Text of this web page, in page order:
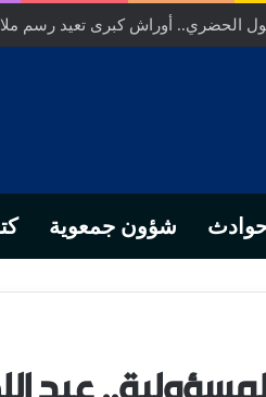
الحضري.. أوراش كبرى تعيد رسم
شؤون جمعوية